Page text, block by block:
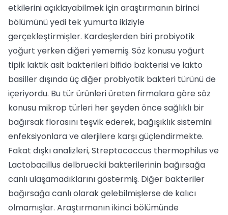
etkilerini açıklayabilmek için araştırmanın birinci
bölümünü yedi tek yumurta ikiziyle
gerçekleştirmişler. Kardeşlerden biri probiyotik
yoğurt yerken diğeri yememiş. Söz konusu yoğurt
tipik laktik asit bakterileri bifido bakterisi ve lakto
basiller dışında üç diğer probiyotik bakteri türünü de
içeriyordu. Bu tür ürünleri üreten firmalara göre söz
konusu mikrop türleri her şeyden önce sağlıklı bir
bağırsak florasını teşvik ederek, bağışıklık sistemini
enfeksiyonlara ve alerjilere karşı güçlendirmekte.
Fakat dışkı analizleri, Streptococcus thermophilus ve
Lactobacillus delbrueckii bakterilerinin bağırsağa
canlı ulaşamadıklarını göstermiş. Diğer bakteriler
bağırsağa canlı olarak gelebilmişlerse de kalıcı
olmamışlar. Araştırmanın ikinci bölümünde